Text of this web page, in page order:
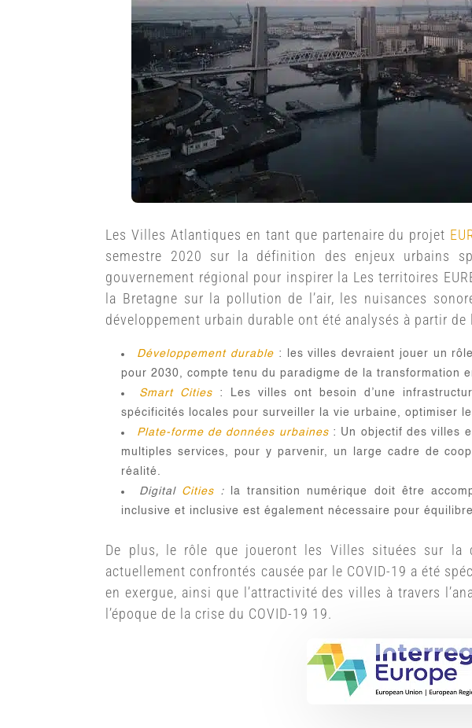
Les Villes Atlantiques en tant que partenaire du projet
semestre 2020 sur la définition des enjeux urbains
gouvernement régional pour inspirer la Les territoires
la Bretagne sur la pollution de l’air, les nuisances
développement urbain durable ont été analysés à partir de
Développement durable: les villes devraient jouer un
pour 2030, compte tenu du paradigme de la transformation
Smart Cities : Les villes ont besoin d’une
spécificités locales pour surveiller la vie urbaine, optimiser
Plate-forme de données urbaines: Un objectif des villes
multiples services, pour y parvenir, un large cadre de
réalité.
Digital Cities:la transition numérique doit être
inclusive et inclusive est également nécessaire pour
De plus, le rôle que joueront les Villes situées sur la
actuellement confrontés causée par le COVID-19 a été
en exergue, ainsi que l’attractivité des villes à travers
l’époque de la crise du COVID-19 19.